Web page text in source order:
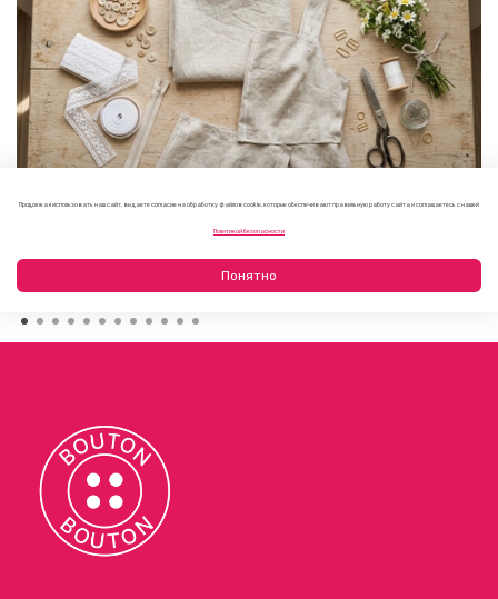
Продолжая использовать наш сайт, вы даете согласие на обработку файлов cookie, которые обеспечивают правильную работу сайта и соглашаетесь с нашей
Политикой безопасности
Понятно